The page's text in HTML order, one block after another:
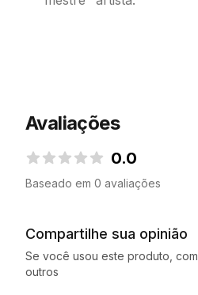
Avaliações
0.0
Baseado em 0 avaliações
Compartilhe sua opinião
Se você usou este produto,
outros